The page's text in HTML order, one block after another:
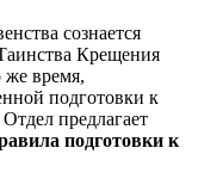
сознается
Крещения
же время,
подготовки к
предлагает
подготовки к